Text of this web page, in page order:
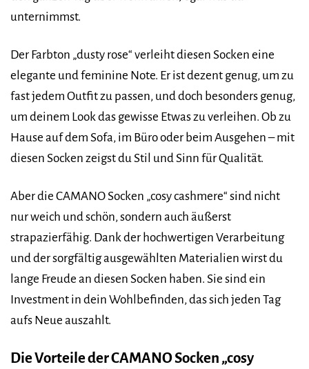
unternimmst.
Der Farbton „dusty rose“ verleiht diesen Socken eine
elegante und feminine Note. Er ist dezent genug, um zu
fast jedem Outfit zu passen, und doch besonders genug,
um deinem Look das gewisse Etwas zu verleihen. Ob zu
Hause auf dem Sofa, im Büro oder beim Ausgehen – mit
diesen Socken zeigst du Stil und Sinn für Qualität.
Aber die CAMANO Socken „cosy cashmere“ sind nicht
nur weich und schön, sondern auch äußerst
strapazierfähig. Dank der hochwertigen Verarbeitung
und der sorgfältig ausgewählten Materialien wirst du
lange Freude an diesen Socken haben. Sie sind ein
Investment in dein Wohlbefinden, das sich jeden Tag
aufs Neue auszahlt.
Die Vorteile der CAMANO Socken „cosy